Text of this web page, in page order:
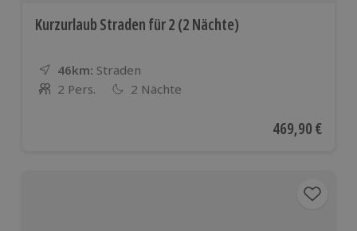
Kurzurlaub Straden für 2 (2 Nächte)
46km: Entfernung
Standort
Straden
Anzahl der Teilnehmer
2 Pers. 2 Nächte
Aktueller Preis
469,90 €